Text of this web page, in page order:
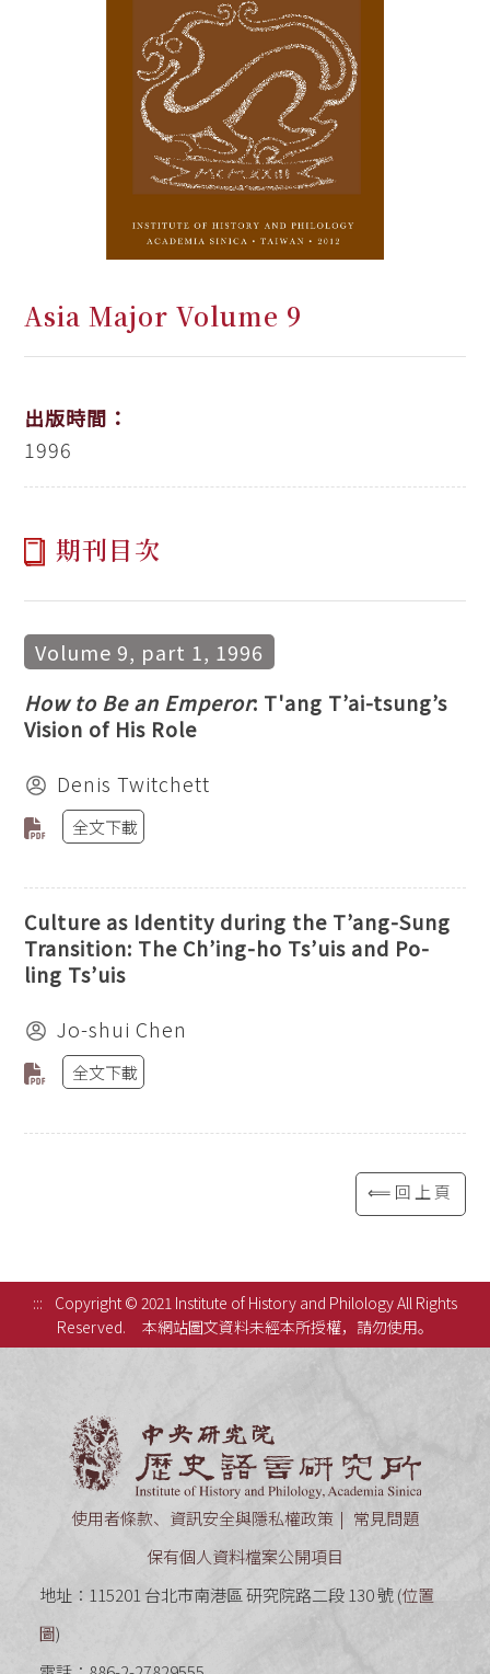
Asia Major Volume 9
出版時間：
1996
期刊目次
Volume 9, part 1, 1996
How to Be an Emperor: T'ang T’ai-tsung’s
Vision of His Role
Denis Twitchett
全文下載
Culture as Identity during the T’ang-Sung
Transition: The Ch’ing-ho Ts’uis and Po-
ling Ts’uis
Jo-shui Chen
全文下載
⟸回上頁
:::
Copyright © 2021 Institute of History and Philology All Rights
Reserved.
本網站圖文資料未經本所授權，請勿使用。
使用者條款、資訊安全與隱私權政策
常見問題
保有個人資料檔案公開項目
地址：115201 台北市南港區 研究院路二段 130 號 (位置
圖)